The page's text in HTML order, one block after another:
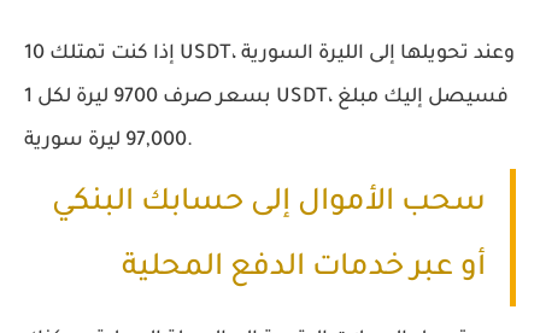
إذا كنت تمتلك 10 USDT، وعند تحويلها إلى الليرة السورية
بسعر صرف 9700 ليرة لكل 1 USDT، فسيصل إليك مبلغ
97,000 ليرة سورية.
سحب الأموال إلى حسابك البنكي
أو عبر خدمات الدفع المحلية